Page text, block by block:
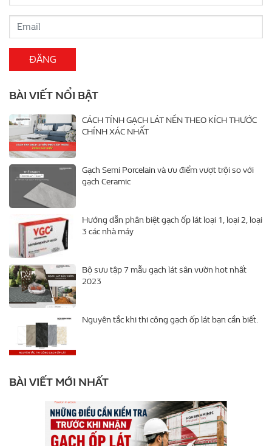
BÀI VIẾT NỔI BẬT
CÁCH TÍNH GẠCH LÁT NỀN THEO KÍCH THƯỚC
CHÍNH XÁC NHẤT
Gạch Semi Porcelain và ưu điểm vượt trội so với
gạch Ceramic
Hướng dẫn phân biệt gạch ốp lát loại 1, loại 2, loại
3 các nhà máy
Bộ sưu tập 7 mẫu gạch lát sân vườn hot nhất
2023
Nguyên tắc khi thi công gạch ốp lát bạn cần biết.
BÀI VIẾT MỚI NHẤT